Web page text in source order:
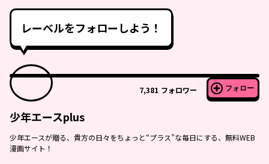
レーベルをフォローしよう！
7,381 フォロワー フォロー
少年エースplus
少年エースが贈る、貴方の日々をちょっと“プラス”な毎日にする、無料WEB
漫画サイト！